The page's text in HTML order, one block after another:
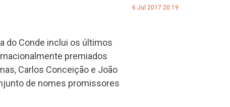
6 Jul 2017 20:19
do Conde inclui os últimos
premiados
Carlos Conceição e João
de nomes promissores